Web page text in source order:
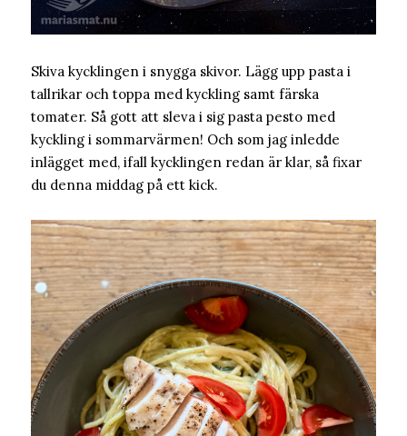
Skiva kycklingen i snygga skivor. Lägg upp pasta i
tallrikar och toppa med kyckling samt färska
tomater. Så gott att sleva i sig pasta pesto med
kyckling i sommarvärmen! Och som jag inledde
inlägget med, ifall kycklingen redan är klar, så fixar
du denna middag på ett kick.